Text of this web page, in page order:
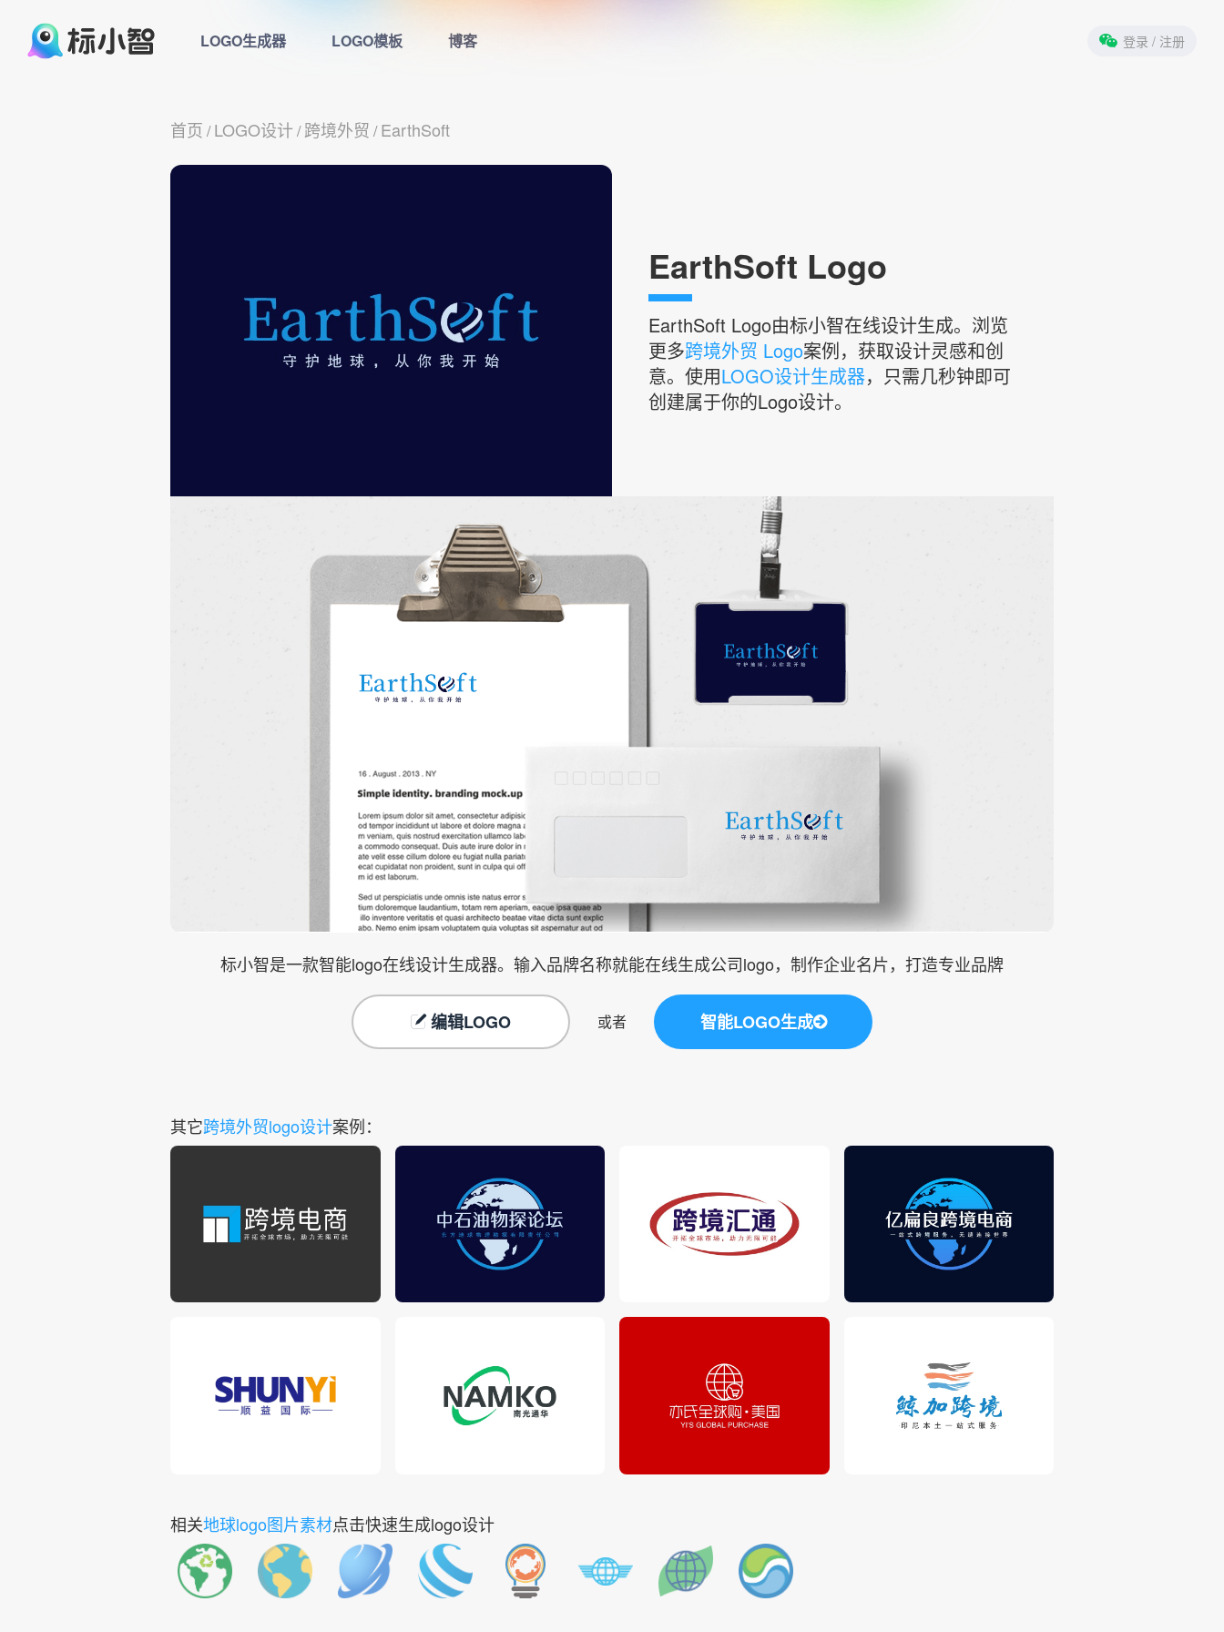
LOGO生成器 LOGO模板 博客 登录 / 注册
首页 / LOGO设计/ 跨境外贸 / EarthSoft
EarthSoft Logo
EarthSoft Logo由标小智在线设计生成。浏览
更多跨境外贸 Logo案例，获取设计灵感和创
意。使用LOGO设计生成器，只需几秒钟即可
创建属于你的Logo设计。
标小智是一款智能logo在线设计生成器。输入品牌名称就能在线生成公司logo，制作企业名片，打造专业品牌
编辑LOGO 或者 智能LOGO生成
其它跨境外贸logo设计案例：
相关地球logo图片素材点击快速生成logo设计